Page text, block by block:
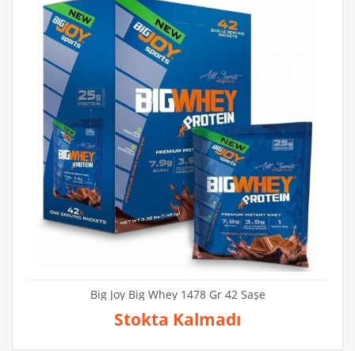
Big Joy Big Whey 1478 Gr 42 Saşe
Stokta Kalmadı